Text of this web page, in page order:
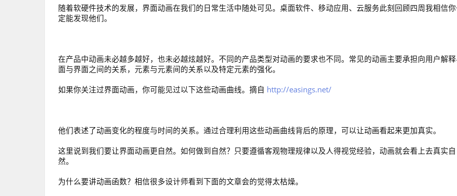
随着软硬件技术的发展，界面动画在我们的日常生活中随处可见。桌面软件、移动应用、云服务此刻回顾四周我相信
定能发现他们。
在产品中动画未必越多越好，也未必越炫越好。不同的产品类型对动画的要求也不同。常见的动画主要承担向用户解
面与界面之间的关系，元素与元素间的关系以及特定元素的强化。
如果你关注过界面动画，你可能见过以下这些动画曲线。摘自 http://easings.net/
他们表述了动画变化的程度与时间的关系。通过合理利用这些动画曲线背后的原理，可以让动画看起来更加真实。
这里说到我们要让界面动画更自然。如何做到自然？只要遵循客观物理规律以及人得视觉经验，动画就会看上去真实自
然。
为什么要讲动画函数？相信很多设计师看到下面的文章会的觉得太枯燥。